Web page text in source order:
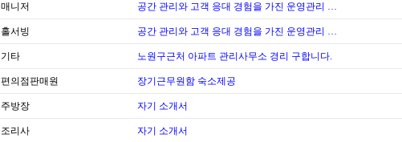
매니저 공간 관리와 고객 응대 경험을 가진 운영관리 …
홀서빙 공간 관리와 고객 응대 경험을 가진 운영관리 …
기타 노원구근처 아파트 관리사무소 경리 구합니다.
편의점판매원 장기근무원함 숙소제공
주방장 자기 소개서
조리사 자기 소개서